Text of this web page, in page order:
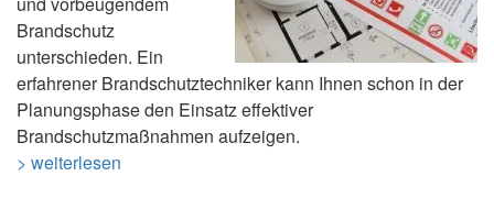
Brandschutz
unterschieden. Ein
erfahrener Brandschutztechniker kann Ihnen schon in der
Planungsphase den Einsatz effektiver
Brandschutzmaßnahmen aufzeigen.
> weiterlesen